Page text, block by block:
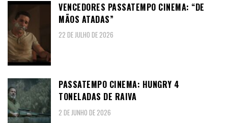
VENCEDORES PASSATEMPO CINEMA: “DE
MÃOS ATADAS”
22 DE JULHO DE 2026
PASSATEMPO CINEMA: HUNGRY 4
TONELADAS DE RAIVA
2 DE JUNHO DE 2026